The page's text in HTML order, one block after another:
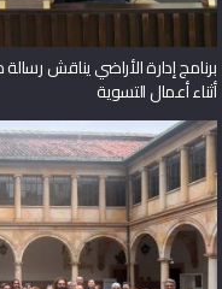
برنامج إدارة الأراضي يناقش
أثناء أعمال التسوية